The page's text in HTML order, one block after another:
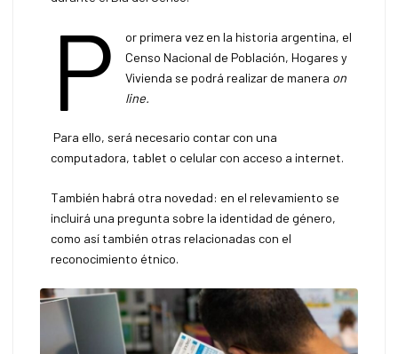
P
or primera vez en la historia argentina, el
Censo Nacional de Población, Hogares y
Vivienda se podrá realizar de manera on
line.
Para ello, será necesario contar con una
computadora, tablet o celular con acceso a internet.
También habrá otra novedad: en el relevamiento se
incluirá una pregunta sobre la identidad de género,
como así también otras relacionadas con el
reconocimiento étnico.